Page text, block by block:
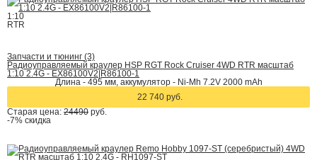
1:10
RTR
Запчасти и тюнинг (3)
Радиоуправляемый краулер HSP RGT Rock Cruiser 4WD RTR масштаб
1:10 2.4G - EX86100V2|R86100-1
Длина - 495 мм, аккумулятор - Ni-Mh 7.2V 2000 mAh
22 740 руб.
Старая цена: 24490 руб.
-7% скидка